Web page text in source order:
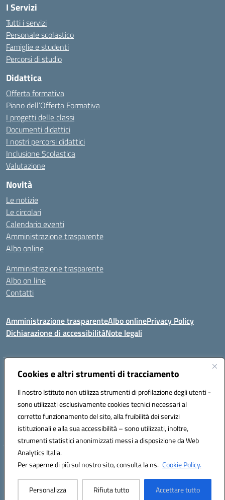
Cookies e altri strumenti di tracciamento
Il nostro Istituto non utilizza strumenti di profilazione degli utenti -
sono utilizzati esclusivamente cookies tecnici necessari al
corretto funzionamento del sito, alla fruibilità dei servizi
istituzionali e alla sua accessibilità – sono utilizzati, inoltre,
strumenti statistici anonimizzati messi a disposizione da Web
Analytics Italia.
Per saperne di più sul nostro sito, consulta la ns. Cookie Policy.
Personalizza Rifiuta tutto Accettare tutto
I Servizi
Tutti i servizi
Personale scolastico
Famiglie e studenti
Percorsi di studio
Didattica
Offerta formativa
Piano dell’Offerta Formativa
I progetti delle classi
Documenti didattici
I nostri percorsi didattici
Inclusione Scolastica
Valutazione
Novità
Le notizie
Le circolari
Calendario eventi
Amministrazione trasparente
Albo online
Amministrazione trasparente
Albo on line
Contatti
Amministrazione trasparenteAlbo onlinePrivacy Policy
Dichiarazione di accessibilitàNote legali
Indirizzo:Via Tirso, 07011 Bono (SS)
Posta elettronica certificata (PEC):ssic820006@pec.istruzione.it
Codice fiscale: 81000530907
Codice meccanografico: SSIC820006
Hosting & Powered by 3D Solution S.r.l.
Concept & Design by Designers Italia